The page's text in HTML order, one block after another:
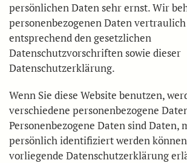
persönlichen Daten sehr ernst. Wir
personenbezogenen Daten
entsprechend den gesetzlichen
Datenschutzvorschriften sowie dieser
Datenschutzerklärung.
Wenn Sie diese Website benutzen,
verschiedene personenbezogene
Personenbezogene Daten sind Daten,
persönlich identifiziert werden
vorliegende Datenschutzerklärung